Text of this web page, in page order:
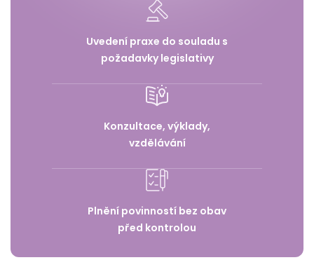
Uvedení praxe do souladu s
požadavky legislativy
Konzultace, výklady,
vzdělávání
Plnění povinností bez obav
před kontrolou